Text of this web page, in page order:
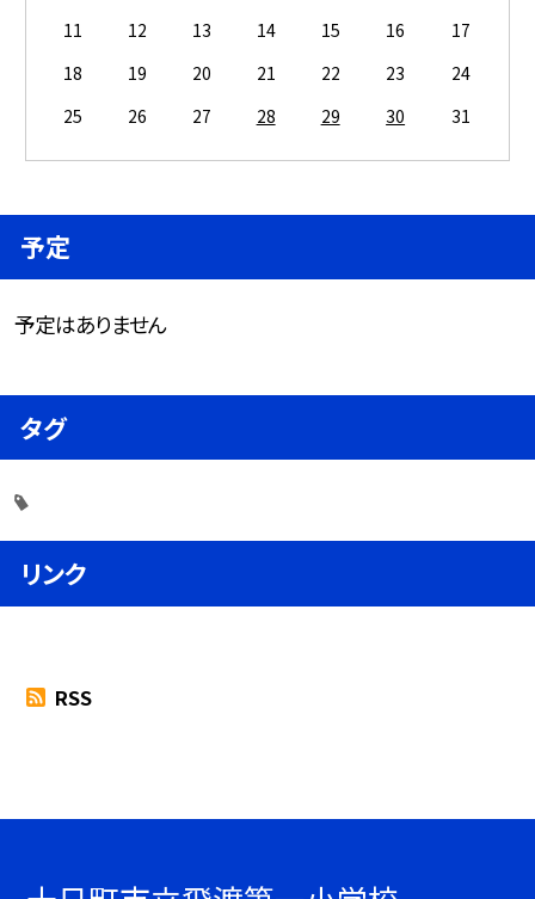
11
12 13 14 15 16
17
18
19 20 21 22 23
24
25
26 27 28 29 30 31
予定
予定はありません
タグ
リンク
RSS